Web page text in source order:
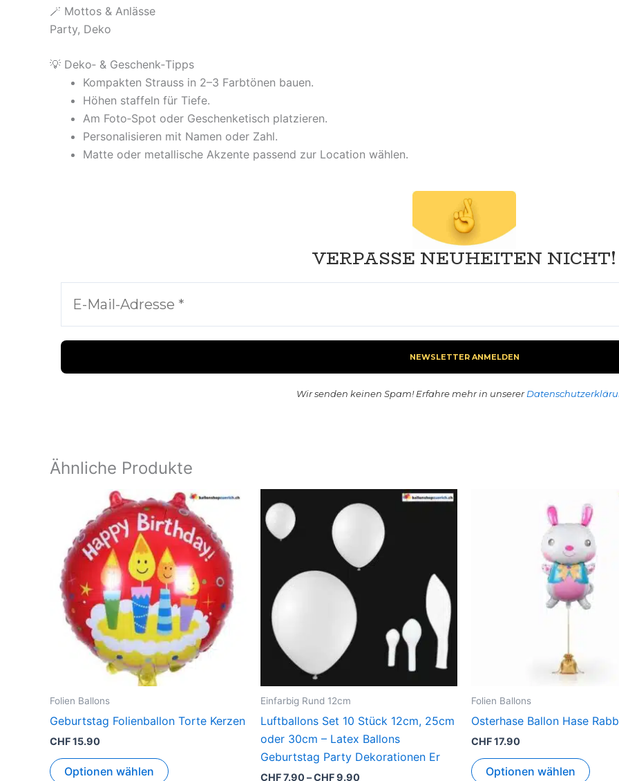
🪄 Mottos & Anlässe
Party, Deko
💡 Deko‑ & Geschenk‑Tipps
Kompakten Strauss in 2–3 Farbtönen bauen.
Höhen staffeln für Tiefe.
Am Foto‑Spot oder Geschenketisch platzieren.
Personalisieren mit Namen oder Zahl.
Matte oder metallische Akzente passend zur Location wählen.
VERPASSE NEUHEITEN NICHT!
Wir senden keinen Spam! Erfahre mehr in unserer
Ähnliche Produkte
Folien Ballons
Geburtstag Folienballon Torte Kerzen
CHF15.90
Optionen wählen
Einfarbig Rund 12cm
Luftballons Set 10 Stück 12cm, 25cm
oder 30cm – Latex Ballons
Geburtstag Party Dekorationen Er
CHF7.90–CHF9.90
Preisspanne:
CHF 7.90
CHF 9.90
Dieses
Produkt
weist
mehrere
Optionen
können
auf
gewählt
werden
Folien Ballons
Osterhase Ballon Hase
CHF17.90
Optionen wählen